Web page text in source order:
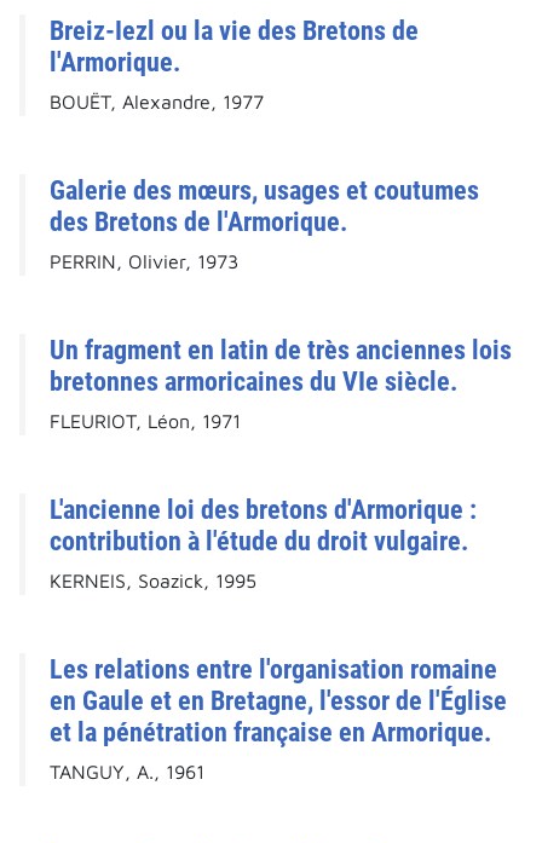
Breiz-Iezl ou la vie des Bretons de
l'Armorique.
BOUËT, Alexandre, 1977
Galerie des mœurs, usages et coutumes
des Bretons de l'Armorique.
PERRIN, Olivier, 1973
Un fragment en latin de très anciennes lois
bretonnes armoricaines du VIe siècle.
FLEURIOT, Léon, 1971
L'ancienne loi des bretons d'Armorique :
contribution à l'étude du droit vulgaire.
KERNEIS, Soazick, 1995
Les relations entre l'organisation romaine
en Gaule et en Bretagne, l'essor de l'Église
et la pénétration française en Armorique.
TANGUY, A., 1961